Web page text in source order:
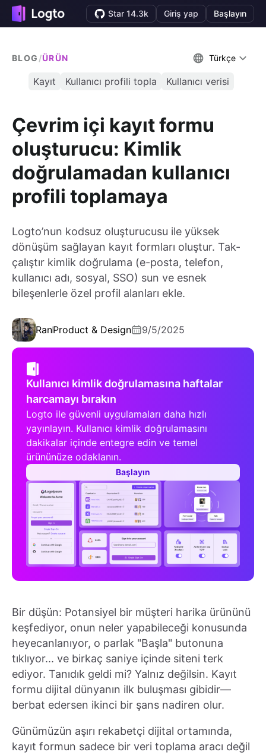
Star 14.3k Giriş yap Başlayın
BLOG /ÜRÜN Türkçe
Kayıt Kullanıcı profili topla Kullanıcı verisi
Çevrim içi kayıt formu
oluşturucu: Kimlik
doğrulamadan kullanıcı
profili toplamaya
Logto’nun kodsuz oluşturucusu ile yüksek
dönüşüm sağlayan kayıt formları oluştur. Tak-
çalıştır kimlik doğrulama (e-posta, telefon,
kullanıcı adı, sosyal, SSO) sun ve esnek
bileşenlerle özel profil alanları ekle.
RanProduct & Design 9/5/2025
Kullanıcı kimlik doğrulamasına haftalar
harcamayı bırakın
Logto ile güvenli uygulamaları daha hızlı
yayınlayın. Kullanıcı kimlik doğrulamasını
dakikalar içinde entegre edin ve temel
ürününüze odaklanın.
Başlayın
Bir düşün: Potansiyel bir müşteri harika ürününü
keşfediyor, onun neler yapabileceği konusunda
heyecanlanıyor, o parlak "Başla" butonuna
tıklıyor... ve birkaç saniye içinde siteni terk
ediyor. Tanıdık geldi mi? Yalnız değilsin. Kayıt
formu dijital dünyanın ilk buluşması gibidir—
berbat edersen ikinci bir şans nadiren olur.
Günümüzün aşırı rekabetçi dijital ortamında,
kayıt formun sadece bir veri toplama aracı değil